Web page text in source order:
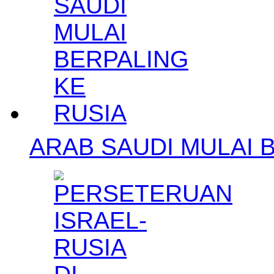
ARAB SAUDI MULAI